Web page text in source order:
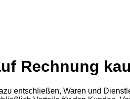
Rechnung
entschließen, Waren und